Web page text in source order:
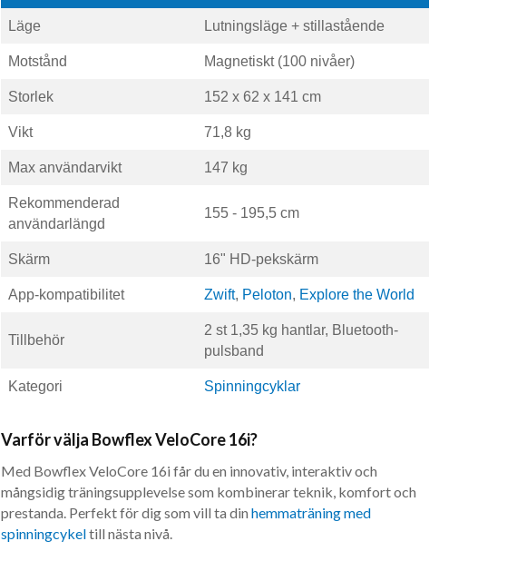
Läge Lutningsläge + stillastående
Motstånd Magnetiskt (100 nivåer)
Storlek 152 x 62 x 141 cm
Vikt 71,8 kg
Max användarvikt 147 kg
Rekommenderad
användarlängd
155 - 195,5 cm
Skärm 16" HD-pekskärm
App-kompatibilitet Zwift, Peloton, Explore the World
Tillbehör
2 st 1,35 kg hantlar, Bluetooth-
pulsband
Kategori Spinningcyklar
Varför välja Bowflex VeloCore 16i?
Med Bowflex VeloCore 16i får du en innovativ, interaktiv och
mångsidig träningsupplevelse som kombinerar teknik, komfort och
prestanda. Perfekt för dig som vill ta din hemmaträning med
spinningcykeltill nästa nivå.